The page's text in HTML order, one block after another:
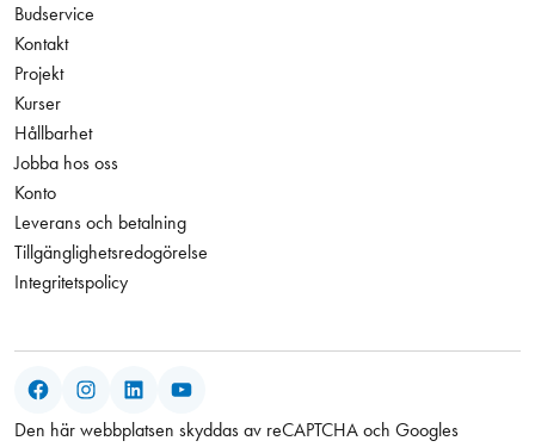
Budservice
Kontakt
Projekt
Kurser
Hållbarhet
Jobba hos oss
Konto
Leverans och betalning
Tillgänglighetsredogörelse
Integritetspolicy
Facebook
Instagram
LinkedIn
Den här webbplatsen skyddas av reCAPTCHA och Googles